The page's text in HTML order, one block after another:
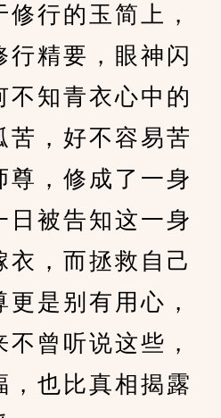
行的玉简上，
行精要，眼神闪
不知青衣心中的
苦，好不容易苦
尊，修成了一身
日被告知这一身
衣，而拯救自己
是别有用心，
曾听说这些，
，也比真相揭露